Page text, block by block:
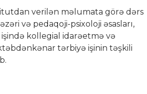
verilən məlumata görə dərs
və pedaqoji-psixoloji əsasları,
kollegial idarəetmə və
tərbiyə işinin təşkili